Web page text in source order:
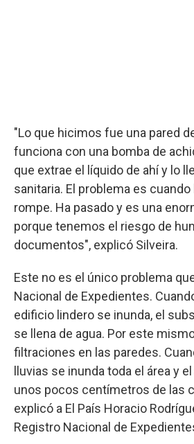
"Lo que hicimos fue una pared
funciona con una bomba de
que extrae el líquido de ahí y lo
sanitaria. El problema es
rompe. Ha pasado y es una
porque tenemos el riesgo de
documentos", explicó Silveira.
Este no es el único problema
Nacional de Expedientes.
edificio lindero se inunda, el
se llena de agua. Por este
filtraciones en las paredes.
lluvias se inunda toda el área y
unos pocos centímetros de las
explicó a El País Horacio
Registro Nacional de